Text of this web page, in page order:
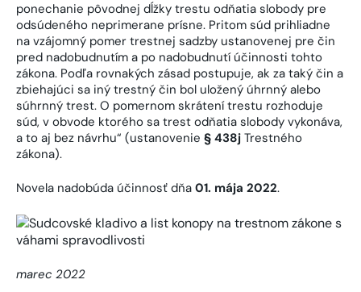
ponechanie pôvodnej dĺžky trestu odňatia slobody pre
odsúdeného neprimerane prísne. Pritom súd prihliadne
na vzájomný pomer trestnej sadzby ustanovenej pre čin
pred nadobudnutím a po nadobudnutí účinnosti tohto
zákona. Podľa rovnakých zásad postupuje, ak za taký čin a
zbiehajúci sa iný trestný čin bol uložený úhrnný alebo
súhrnný trest. O pomernom skrátení trestu rozhoduje
súd, v obvode ktorého sa trest odňatia slobody vykonáva,
a to aj bez návrhu“ (ustanovenie § 438j Trestného
zákona).
Novela nadobúda účinnosť dňa 01. mája 2022.
marec 2022